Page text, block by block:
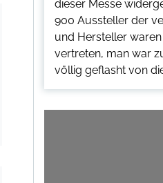
dieser Messe
900 Aussteller der
und Hersteller
vertreten, man war
völlig geflasht von